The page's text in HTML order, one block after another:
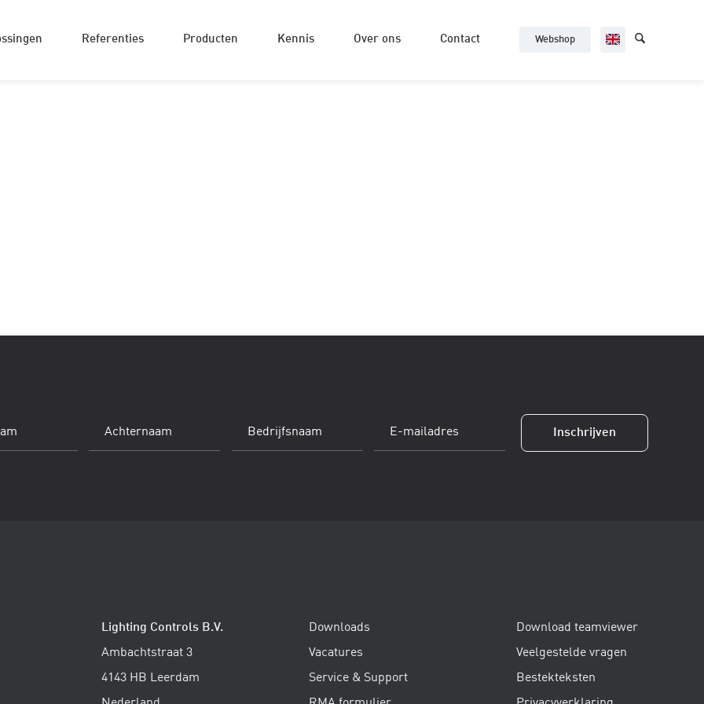
Referenties Producten Kennis Over ons Contact Webshop
Inschrijven
Lighting Controls B.V.
Ambachtstraat 3
4143 HB Leerdam
Downloads
Vacatures
Service & Support
Download teamviewer
Veelgestelde vragen
Bestekteksten